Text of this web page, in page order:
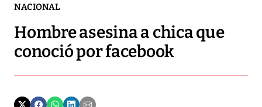
NACIONAL
Hombre asesina a chica que
conoció por facebook